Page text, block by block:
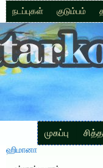
நடப்புகள் குடும்பம்
முகப்பு
ஹிமானா